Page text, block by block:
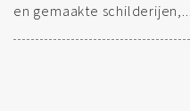
en gemaakte schilderijen,...